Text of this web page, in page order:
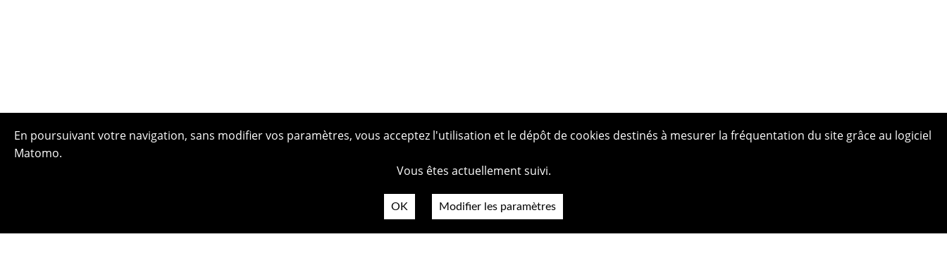
En poursuivant votre navigation, sans modifier vos paramètres, vous acceptez l'utilisation et le dépôt de cookies destinés à mesurer la fréquentation du site grâce au logiciel
Matomo.
Vous êtes actuellement suivi.
OK Modifier les paramètres